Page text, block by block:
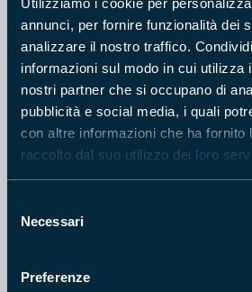
annunci, per fornire funzionalità dei
analizzare il nostro traffico.
informazioni sul modo in cui utilizza
nostri partner che si occupano di
pubblicità e social media, i quali
con altre informazioni che ha fornito
raccolto dal suo utilizzo dei loro
delNecessari
Preferenze
Transumanza", un'iniziativa gratuita
estivo ‘Vivi i Parchi del Lazio’.
L'evento propone un'immersione
pastorali e nella figura del
Attraverso l'incontro con il branco di
vacche maremmane, racconti e
potranno conoscere il patrimonio
del paesaggio e della biodiversità dei
L'attività ha una durata di circa 2 ore